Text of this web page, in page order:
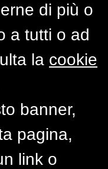
completa del
di più o
a tutti o ad
la cookie
banner,
pagina,
link o